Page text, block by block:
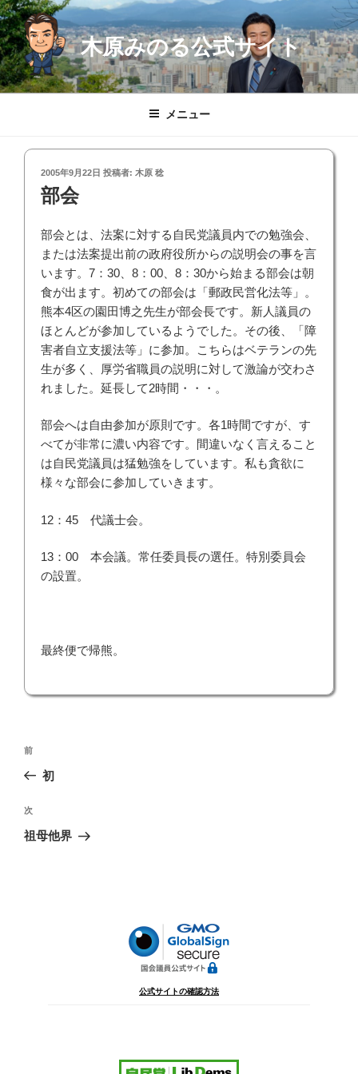
コ
ン
テ
ン
ツ
木原みのる公式サイト
メニュー
投
稿
日:
2005年9月22日 投稿者: 木原 稔
部会
部会とは、法案に対する自民党議員内での勉強会、
または法案提出前の政府役所からの説明会の事を言
います。7：30、8：00、8：30から始まる部会は朝
食が出ます。初めての部会は「郵政民営化法等」。
熊本4区の園田博之先生が部会長です。新人議員の
ほとんどが参加しているようでした。その後、「障
害者自立支援法等」に参加。こちらはベテランの先
生が多く、厚労省職員の説明に対して激論が交わさ
れました。延長して2時間・・・。
部会へは自由参加が原則です。各1時間ですが、す
べてが非常に濃い内容です。間違いなく言えること
は自民党議員は猛勉強をしています。私も貪欲に
様々な部会に参加していきます。
12：45 代議士会。
13：00 本会議。常任委員長の選任。特別委員会
の設置。
最終便で帰熊。
投
ビ
ゲ
前
の
稿
前
初
次
の
次
祖母他界
公式サイトの確認方法